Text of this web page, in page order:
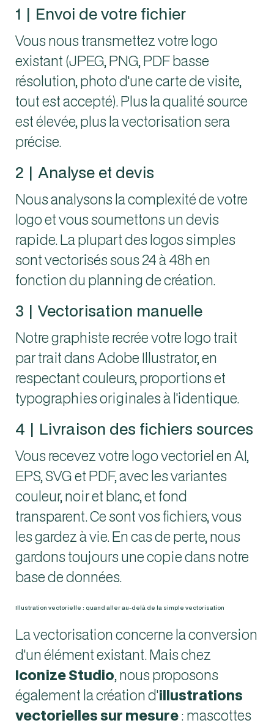
1 | Envoi de votre fichier
Vous nous transmettez votre logo
existant (JPEG, PNG, PDF basse
résolution, photo d'une carte de visite,
tout est accepté). Plus la qualité source
est élevée, plus la vectorisation sera
précise.
2 | Analyse et devis
Nous analysons la complexité de votre
logo et vous soumettons un devis
rapide. La plupart des logos simples
sont vectorisés sous 24 à 48h en
fonction du planning de création.
3 | Vectorisation manuelle
Notre graphiste recrée votre logo trait
par trait dans Adobe Illustrator, en
respectant couleurs, proportions et
typographies originales à l'identique.
4 | Livraison des fichiers sources
Vous recevez votre logo vectoriel en AI,
EPS, SVG et PDF, avec les variantes
couleur, noir et blanc, et fond
transparent. Ce sont vos fichiers, vous
les gardez à vie. En cas de perte, nous
gardons toujours une copie dans notre
base de données.
Illustration vectorielle : quand aller au-delà de la simple vectorisation
La vectorisation concerne la conversion
d'un élément existant. Mais chez
Iconize Studio, nous proposons
également la création d'illustrations
vectorielles sur mesure: mascottes